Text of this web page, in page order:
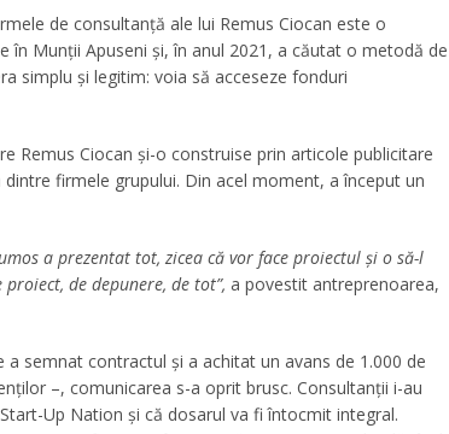
de consultanță ale lui Remus Ciocan este o
în Munții Apuseni și, în anul 2021, a căutat o metodă de
simplu și legitim: voia să acceseze fonduri
Remus Ciocan și-o construise prin articole publicitare
firmele grupului. Din acel moment, a început un
a prezentat tot, zicea că vor face proiectul și o să-l
de depunere, de tot”, a povestit antreprenoarea,
semnat contractul și a achitat un avans de 1.000 de
–, comunicarea s-a oprit brusc. Consultanții i-au
Up Nation și că dosarul va fi întocmit integral.